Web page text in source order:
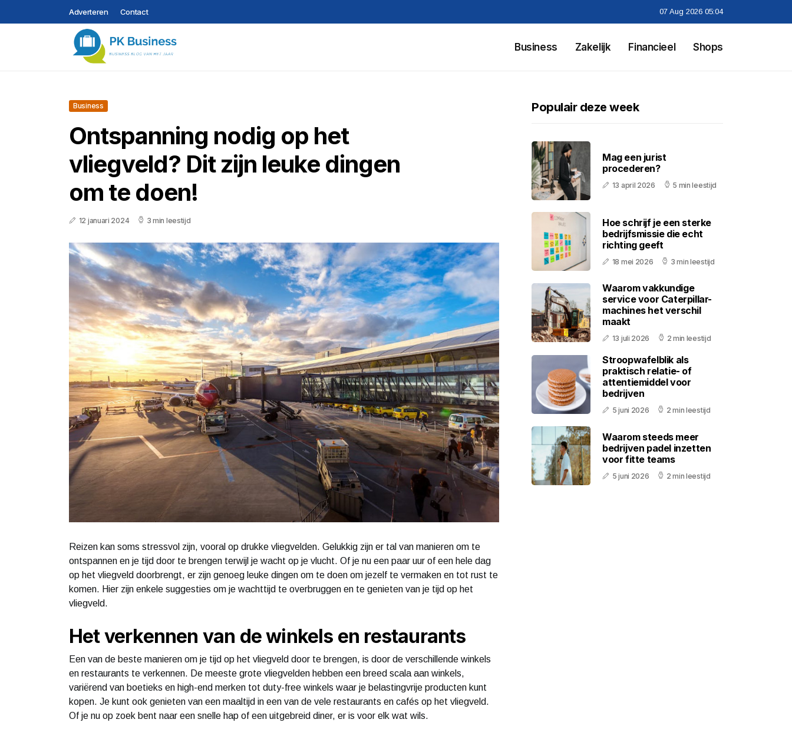
Adverteren Contact 07 Aug 2026 05:04
Business Zakelijk Financieel Shops
Business
Ontspanning nodig op het
vliegveld? Dit zijn leuke dingen
om te doen!
12 januari 2024 3 min leestijd
Reizen kan soms stressvol zijn, vooral op drukke vliegvelden. Gelukkig zijn er tal van manieren om te
ontspannen en je tijd door te brengen terwijl je wacht op je vlucht. Of je nu een paar uur of een hele dag
op het vliegveld doorbrengt, er zijn genoeg leuke dingen om te doen om jezelf te vermaken en tot rust te
komen. Hier zijn enkele suggesties om je wachttijd te overbruggen en te genieten van je tijd op het
vliegveld.
Het verkennen van de winkels en restaurants
Een van de beste manieren om je tijd op het vliegveld door te brengen, is door de verschillende winkels
en restaurants te verkennen. De meeste grote vliegvelden hebben een breed scala aan winkels,
variërend van boetieks en high-end merken tot duty-free winkels waar je belastingvrije producten kunt
kopen. Je kunt ook genieten van een maaltijd in een van de vele restaurants en cafés op het vliegveld.
Of je nu op zoek bent naar een snelle hap of een uitgebreid diner, er is voor elk wat wils.
Populair deze week
Mag een jurist
procederen?
13 april 2026 5 min leestijd
Hoe schrijf je een sterke
bedrijfsmissie die echt
richting geeft
18 mei 2026 3 min leestijd
Waarom vakkundige
service voor Caterpillar-
machines het verschil
maakt
13 juli 2026 2 min leestijd
Stroopwafelblik als
praktisch relatie- of
attentiemiddel voor
bedrijven
5 juni 2026 2 min leestijd
Waarom steeds meer
bedrijven padel inzetten
voor fitte teams
5 juni 2026 2 min leestijd